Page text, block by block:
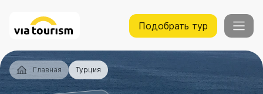
Подобрать тур
Главная Турция